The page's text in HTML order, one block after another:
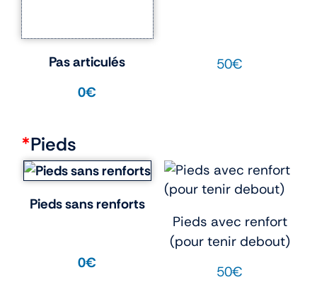
Pas articulés
0€
50€
*Pieds
Pieds sans renforts
0€
Pieds avec renfort
(pour tenir debout)
50€